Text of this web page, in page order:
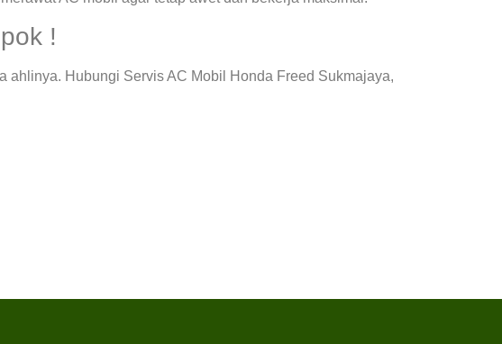
!
ahlinya. Hubungi Servis AC Mobil Honda Freed Sukmajaya,